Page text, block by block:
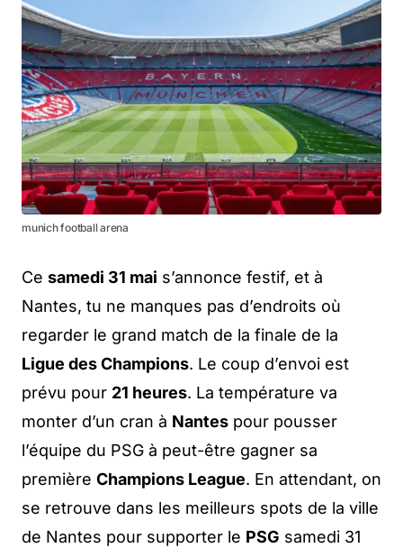
munich football arena
Ce samedi 31 mai s’annonce festif, et à
Nantes, tu ne manques pas d’endroits où
regarder le grand match de la finale de la
Ligue des Champions. Le coup d’envoi est
prévu pour 21 heures. La température va
monter d’un cran à Nantes pour pousser
l’équipe du PSG à peut-être gagner sa
première Champions League. En attendant, on
se retrouve dans les meilleurs spots de la ville
de Nantes pour supporter le PSG samedi 31